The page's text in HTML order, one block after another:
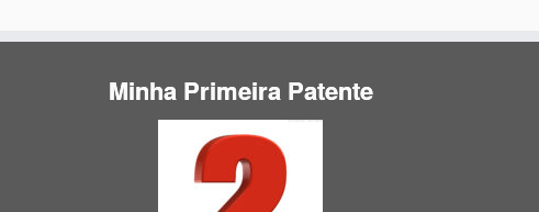
Minha Primeira Patente